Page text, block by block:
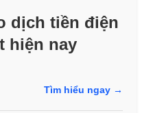
dịch tiền điện
hiện nay
Tìm hiểu ngay →